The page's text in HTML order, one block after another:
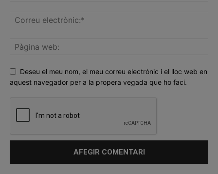
Deseu el meu nom, el meu correu electrònic i el lloc web en
aquest navegador per a la propera vegada que ho faci.